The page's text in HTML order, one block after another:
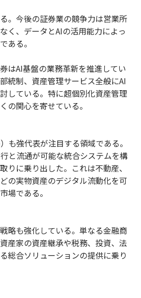
。今後の証券業の競争力は営業所
く、データとAIの活用能力によっ
ある。
はAI基盤の業務革新を推進してい
統制、資産管理サービス全般にAI
している。特に超個別化資産管理
の関心を寄せている。
も強代表が注目する領域である。
と流通が可能な統合システムを構
りに乗り出した。これは不動産、
の実物資産のデジタル流動化を可
場である。
略も強化している。単なる金融商
産家の資産継承や税務、投資、法
総合ソリューションの提供に乗り